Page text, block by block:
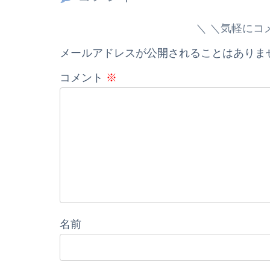
＼気軽にコ
メールアドレスが公開されることはありま
コメント ※
名前